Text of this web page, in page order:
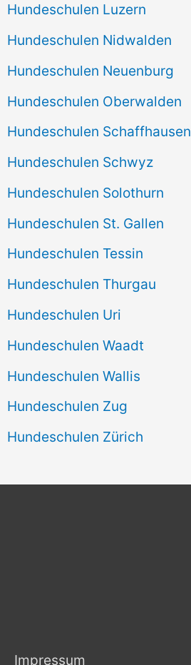
Hundeschulen Luzern
Hundeschulen Nidwalden
Hundeschulen Neuenburg
Hundeschulen Oberwalden
Hundeschulen Schaffhausen
Hundeschulen Schwyz
Hundeschulen Solothurn
Hundeschulen St. Gallen
Hundeschulen Tessin
Hundeschulen Thurgau
Hundeschulen Uri
Hundeschulen Waadt
Hundeschulen Wallis
Hundeschulen Zug
Hundeschulen Zürich
Impressum